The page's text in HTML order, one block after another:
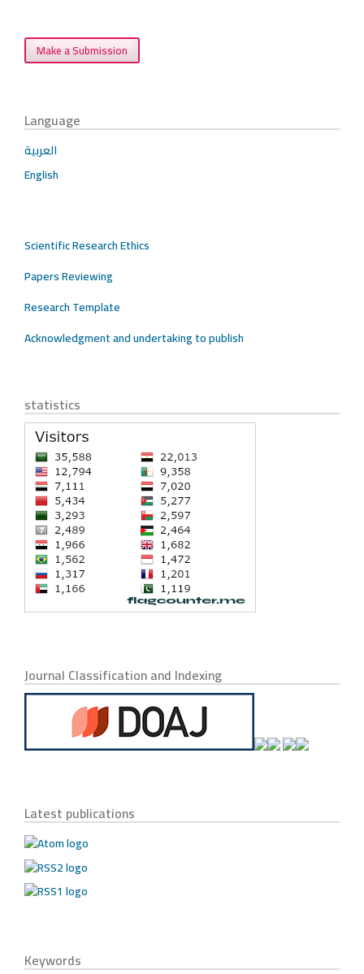
Make a Submission
Language
العربية
English
Scientific Research Ethics
Papers Reviewing
Research Template
Acknowledgment and undertaking to publish
statistics
Journal Classification and Indexing
Latest publications
Keywords